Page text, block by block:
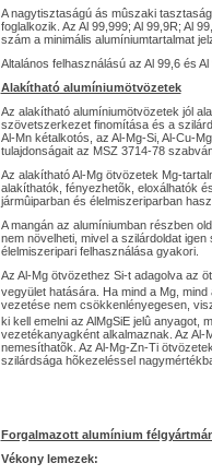
A nagytisztaságú ás mûszaki
foglalkozik. Az Al 99,999; Al 99,9R; Al
szám a minimális alumíniumtartalmat
Altalános felhasználású az Al 99,6 és
Alakítható alumíniumötvözetek
Az alakítható alumíniumötvözetek jól
szövetszerkezet finomítása és a
Al-Mn kétalkotós, az Al-Mg-Si, Al-Cu-
tulajdonságait az MSZ 3714-78
Az alakítható Al-Mg ötvözetek Mg-
alakíthatók, fényezhetõk, eloxálhatók
jármûiparban és élelmiszeriparban
A mangán az alumíniumban részben
nem növelheti, mivel a szilárdoldat
élelmiszeripari felhasználása gyakori.
Az Al-Mg ötvözethez Si-t adagolva az
vegyület hatására. Ha mind a Mg,
vezetése nem csökkenlényegesen,
ki kell emelni az AlMgSiE jelû anyagot,
vezetékanyagként alkalmaznak. Az
nemesíthatõk. Az Al-Mg-Zn-Ti
szilárdsága hõkezeléssel
Forgalmazott alumínium
Vékony lemezek: